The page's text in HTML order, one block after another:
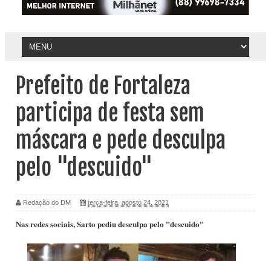
Prefeito de Fortaleza
participa de festa sem
máscara e pede desculpa
pelo "descuido"
Redação do DM terça-feira, agosto 24, 2021
Nas redes sociais, Sarto pediu desculpa pelo "descuido"